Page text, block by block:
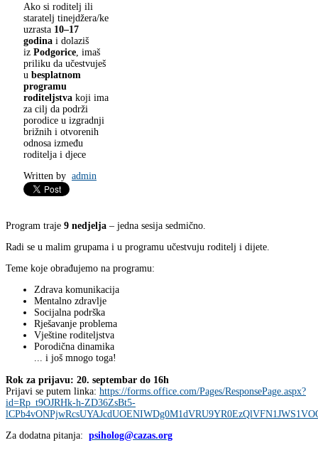
Ako si roditelj ili
staratelj tinejdžera/ke
uzrasta 10–17
godina i dolaziš
iz Podgorice , imaš
priliku da učestvuješ
u besplatnom
programu
roditeljstva koji ima
za cilj da podrži
porodice u izgradnji
brižnih i otvorenih
odnosa između
roditelja i djece
Written by admin
Program traje 9 nedjelja – jedna sesija sedmično.
Radi se u malim grupama i u programu učestvuju roditelj i dijete.
Teme koje obrađujemo na programu:
Zdrava komunikacija
Mentalno zdravlje
Socijalna podrška
Rješavanje problema
Vještine roditeljstva
Porodična dinamika
... i još mnogo toga!
Rok za prijavu: 20. septembar do 16h
Prijavi se putem linka: https://forms.office.com/Pages/ResponsePage.aspx?
id=Rp_t9OJRHk-h-ZD36ZsBt5-
Za dodatna pitanja: psiholog@cazas.org